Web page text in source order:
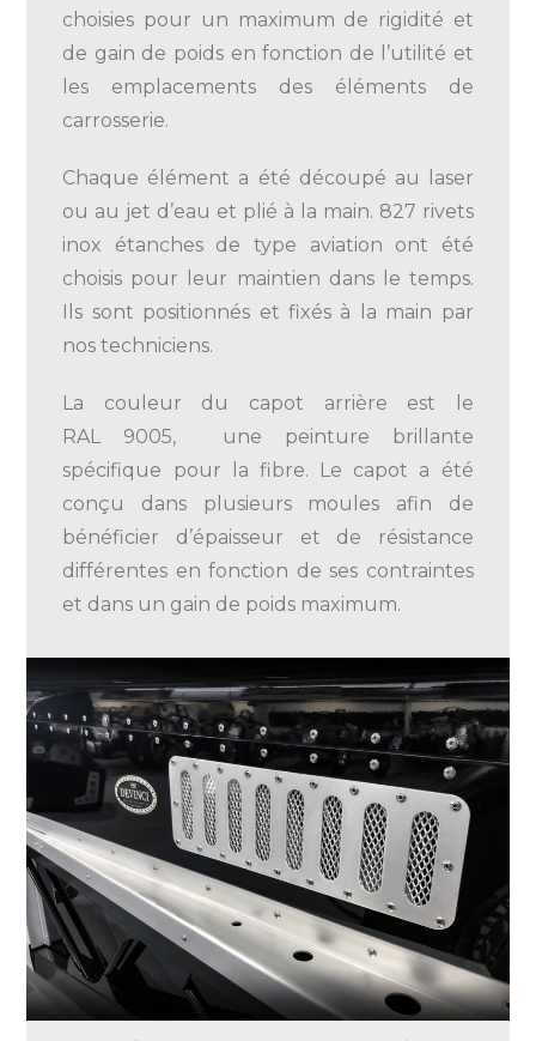
choisies pour un maximum de rigidité et
de gain de poids en fonction de l’utilité et
les emplacements des éléments de
carrosserie.
Chaque élément a été découpé au laser
ou au jet d’eau et plié à la main. 827 rivets
inox étanches de type aviation ont été
choisis pour leur maintien dans le temps.
Ils sont positionnés et fixés à la main par
nos techniciens.
La couleur du capot arrière est le
RAL 9005, une peinture brillante
spécifique pour la fibre. Le capot a été
conçu dans plusieurs moules afin de
bénéficier d’épaisseur et de résistance
différentes en fonction de ses contraintes
et dans un gain de poids maximum.